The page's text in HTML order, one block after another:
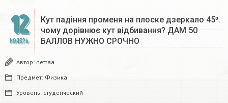
12
НОЯБРЬ
Кут падіння променя на плоске дзеркало 45⁰.
чому дорівнює кут відбивання? ДАМ 50
БАЛЛОВ НУЖНО СРОЧНО​
Автор: nettaa
Предмет: Физика
Уровень: студенческий